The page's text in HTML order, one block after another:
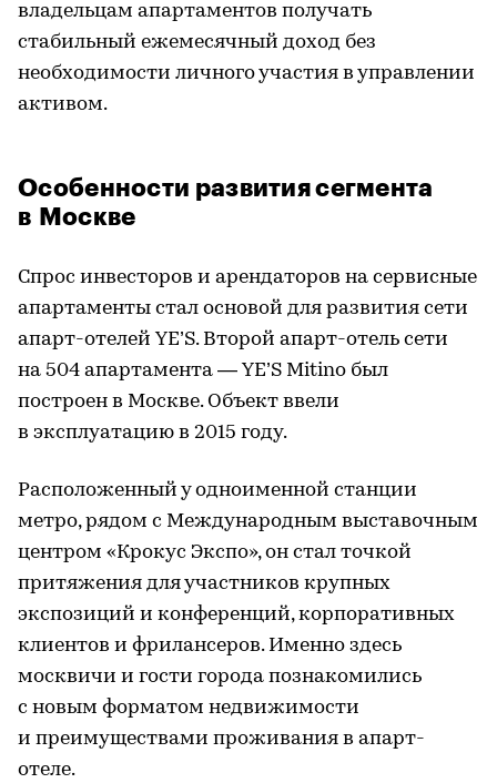
владельцам апартаментов получать
стабильный ежемесячный доход без
необходимости личного участия в управлении
активом.
Особенности развития сегмента
в Москве
Спрос инвесторов и арендаторов на сервисные
апартаменты стал основой для развития сети
апарт-отелей YE’S. Второй апарт-отель сети
на 504 апартамента — YE’S Mitino был
построен в Москве. Объект ввели
в эксплуатацию в 2015 году.
Расположенный у одноименной станции
метро, рядом с Международным выставочным
центром «Крокус Экспо», он стал точкой
притяжения для участников крупных
экспозиций и конференций, корпоративных
клиентов и фрилансеров. Именно здесь
москвичи и гости города познакомились
с новым форматом недвижимости
и преимуществами проживания в апарт-
отеле.